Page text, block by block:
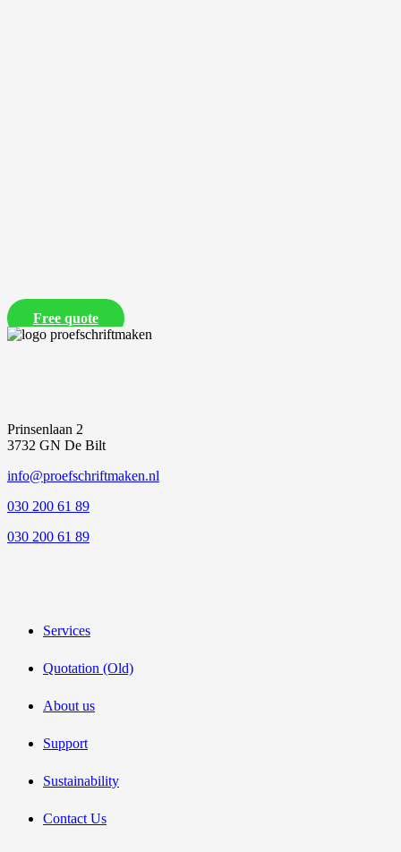
Free quote
Prinsenlaan 2
3732 GN De Bilt
info@proefschriftmaken.nl
030 200 61 89
030 200 61 89
Services
Quotation (Old)
About us
Support
Sustainability
Contact Us